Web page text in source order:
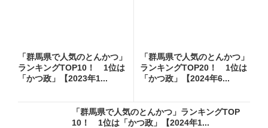
「群馬県で人気のとんかつ」
ランキングTOP10！ 1位は
「かつ政」【2023年1...
「群馬県で人気のとんかつ」
ランキングTOP20！ 1位は
「かつ政」【2024年6...
「群馬県で人気のとんかつ」ランキングTOP
10！ 1位は「かつ政」【2024年1...